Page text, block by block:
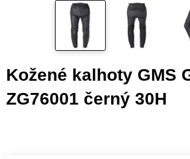
Kožené kalhoty GMS
ZG76001 černý 30H